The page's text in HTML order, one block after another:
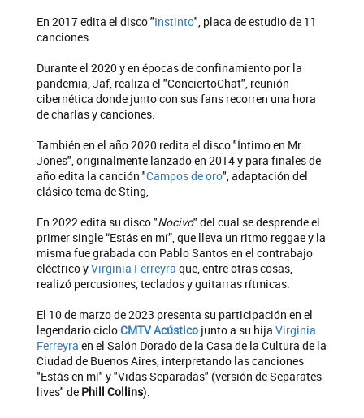
En 2017 edita el disco "Instinto", placa de estudio de 11
canciones.
Durante el 2020 y en épocas de confinamiento por la
pandemia, Jaf, realiza el "ConciertoChat", reunión
cibernética donde junto con sus fans recorren una hora
de charlas y canciones.
También en el año 2020 redita el disco "Íntimo en Mr.
Jones", originalmente lanzado en 2014 y para finales de
año edita la canción "Campos de oro", adaptación del
clásico tema de Sting,
En 2022 edita su disco "Nocivo" del cual se desprende el
primer single “Estás en mí”, que lleva un ritmo reggae y la
misma fue grabada con Pablo Santos en el contrabajo
eléctrico yVirginia Ferreyra que, entre otras cosas,
realizó percusiones, teclados y guitarras rítmicas.
El 10 de marzo de 2023 presenta su participación en el
legendario cicloCMTV Acústico junto a su hija Virginia
Ferreyra en el Salón Dorado de la Casa de la Cultura de la
Ciudad de Buenos Aires, interpretando las canciones
"Estás en mí" y "Vidas Separadas" (versión de Separates
lives" de Phill Collins).